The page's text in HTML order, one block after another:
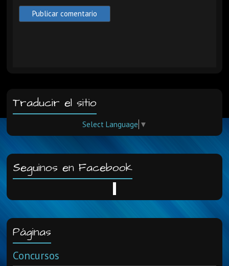
Traducir el sitio
Select Language ▼
Seguinos en Facebook
Páginas
Concursos